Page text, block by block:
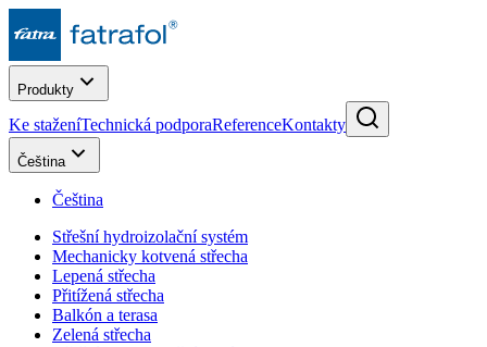
Produkty
Ke staženíTechnická podporaReferenceKontakty
Čeština
Čeština
Střešní hydroizolační systém
Mechanicky kotvená střecha
Lepená střecha
Přitížená střecha
Balkón a terasa
Zelená střecha